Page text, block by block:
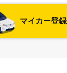
マイカー登録